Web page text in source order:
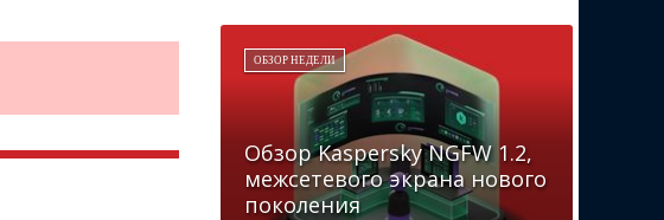
ОБЗОР НЕДЕЛИ
Обзор Kaspersky NGFW 1.2,
межсетевого экрана нового
поколения